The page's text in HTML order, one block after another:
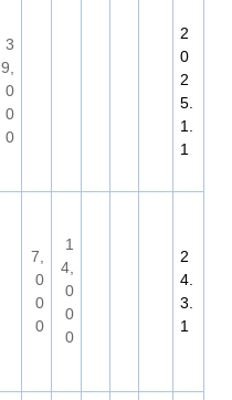
3
9,
0
0
0
2
0
2
5.
1.
1
7,
0
0
0
1
4,
0
0
0
2
4.
3.
1